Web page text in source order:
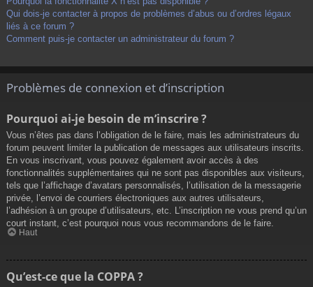
Qui dois-je contacter à propos de problèmes d’abus ou d’ordres légaux
liés à ce forum ?
Comment puis-je contacter un administrateur du forum ?
Problèmes de connexion et d’inscription
Pourquoi ai-je besoin de m’inscrire ?
Vous n’êtes pas dans l’obligation de le faire, mais les administrateurs du
forum peuvent limiter la publication de messages aux utilisateurs inscrits.
En vous inscrivant, vous pouvez également avoir accès à des
fonctionnalités supplémentaires qui ne sont pas disponibles aux visiteurs,
tels que l’affichage d’avatars personnalisés, l’utilisation de la messagerie
privée, l’envoi de courriers électroniques aux autres utilisateurs,
l’adhésion à un groupe d’utilisateurs, etc. L’inscription ne vous prend qu’un
court instant, c’est pourquoi nous vous recommandons de le faire.
Haut
Qu’est-ce que la COPPA ?